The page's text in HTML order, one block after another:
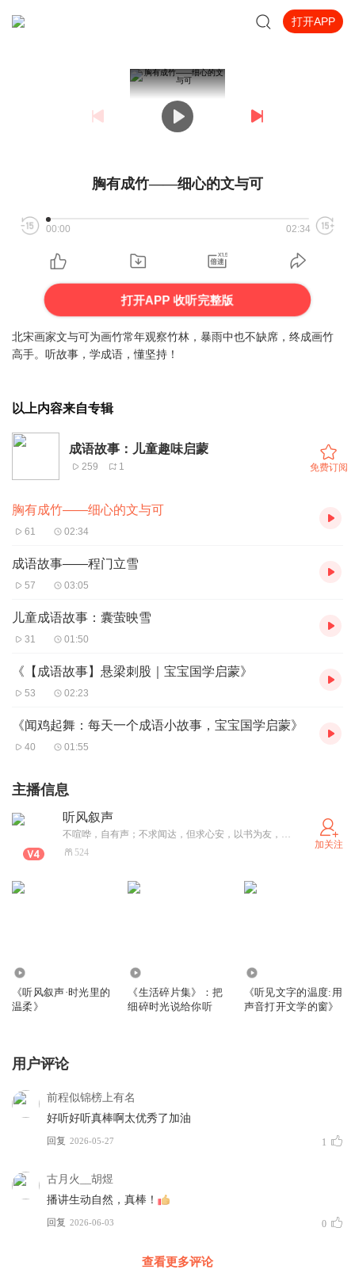
打开APP
胸有成竹——细心的文与可
00:00 02:34
打开APP 收听完整版
北宋画家文与可为画竹常年观察竹林，暴雨中也不缺席，终成画竹
高手。听故事，学成语，懂坚持！
以上内容来自专辑
成语故事：儿童趣味启蒙
259 1 免费订阅
胸有成竹——细心的文与可
61 02:34
成语故事——程门立雪
57 03:05
儿童成语故事：囊萤映雪
31 01:50
《【成语故事】悬梁刺股｜宝宝国学启蒙》
53 02:23
《闻鸡起舞：每天一个成语小故事，宝宝国学启蒙》
40 01:55
主播信息
听风叙声
不喧哗，自有声；不求闻达，但求心安，以书为友，以声为伴，用声音记录生活点滴，于时光里慢慢讲给你听。
524
加关注
《听风叙声·时光里的
温柔》
《生活碎片集》：把
细碎时光说给你听
《听见文字的温度:用
声音打开文学的窗》
用户评论
前程似锦榜上有名
好听好听真棒啊太优秀了加油
回复 2026-05-27 1
古月火__胡煜
播讲生动自然，真棒！
回复 2026-06-03 0
查看更多评论